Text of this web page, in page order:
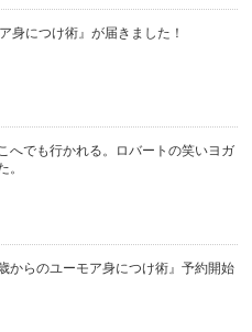
身につけ術』が届きました！
へでも行かれる。ロバートの笑いヨガ
。
からのユーモア身につけ術』予約開始